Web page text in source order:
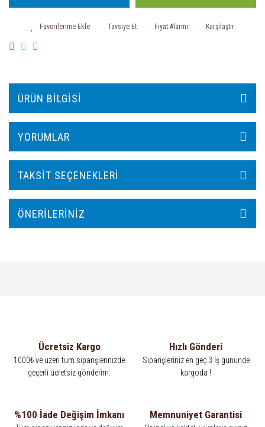
Tavsiye Et Fiyat Alarmı Karşılaştır
ÜRÜN BILGISI
YORUMLAR
TAKSIT SEÇENEKLERI
ÖNERILERINIZ
Ücretsiz Kargo
1000₺ ve üzeri tüm siparişlerinizde
geçerli ücretsiz gönderim.
Hızlı Gönderi
Siparişleriniz en geç 3 İş gününde
kargoda !
%100 İade Değişim İmkanı Memnuniyet Garantisi